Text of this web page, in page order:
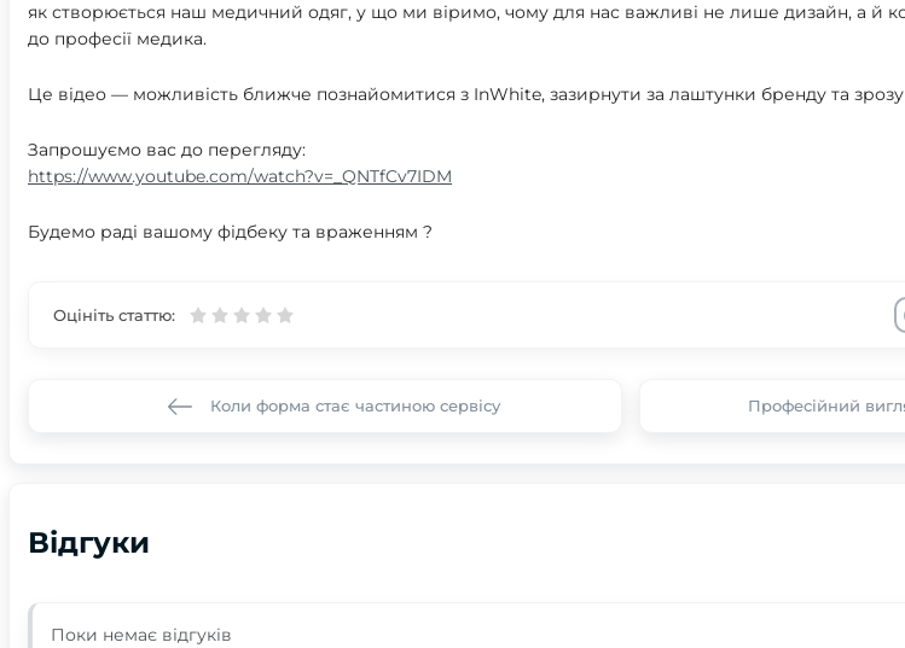
як створюється наш медичний одяг, у що ми віримо, чому для нас важливі не лише дизайн, а й
до професії медика.
Це відео — можливість ближче познайомитися з InWhite, зазирнути за лаштунки бренду та
Запрошуємо вас до перегляду:
https://www.youtube.com/watch?v=_QNTfCv7IDM
Будемо раді вашому фідбеку та враженням ?
Оцініть статтю:
Коли форма стає частиною сервісу Професійний
Відгуки
Поки немає відгуків